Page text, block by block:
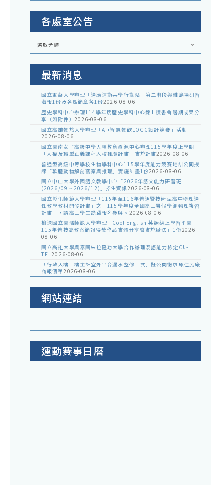
各處室公告
各
室
選取分類
最新消息
國立東華大學辦理「適應運動共學行動站」第二階段與離島場研習
海報1份及各區簡章各1份2026-08-06
歷史學科中心辦理114學年度歷史學科中心線上讀書會暑期成果分
享（如附件） 2026-08-06
國立高雄餐旅大學辦理「AI+智慧餐飲LOGO設計競賽」活動
2026-08-06
國立臺南女子高級中學人權教育資源中心辦理115學年度上學期
「人權及轉型正義課程入校推廣計畫」實施計畫2026-08-06
普通型高級中等學校生物學科中心115學年度能力競賽培訓公開授
課「軟體動物解剖觀察與推理」實施計畫1份2026-08-06
國立中山大學外國語文教學中心「2026年語文能力研習班
(2026/09 ~ 2026/12)」招生資訊2026-08-06
國立彰化師範大學辦理「115年至116年普通暨技術型高中物理適
性教學教材開發計畫」之「115學年度全國高三暑假學測物理複習
計畫」，請高三學生踴躍報名參與。 2026-08-06
檢送國立臺灣師範大學辦理「Cool English 英語線上學習平臺
115年普技高教案簡報得獎作品實體分享會實施辦法」1份2026-
08-06
國立高雄大學與泰國朱拉隆功大學合作辦理泰語能力檢定CU-
TFL2026-08-06
「行政大樓三樓主計室外平台漏水整修一式」擬公開徵求原住民廠
商報價單2026-08-06
網站連結
運動賽事日曆